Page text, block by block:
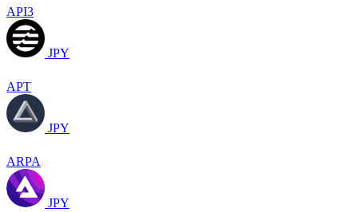
API3
JPY
APT
JPY
ARPA
JPY